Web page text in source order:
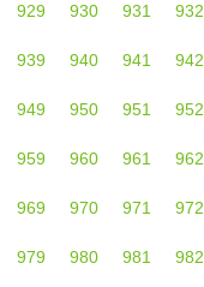
929 930 931 932
939 940 941 942
949 950 951 952
959 960 961 962
969 970 971 972
979 980 981 982